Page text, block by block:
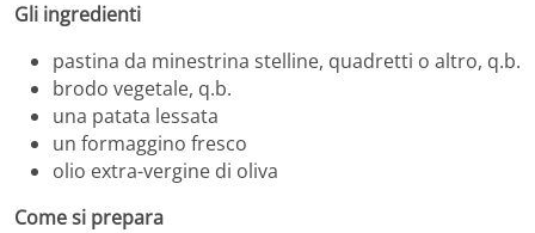
Gli ingredienti
pastina da minestrina stelline, quadretti o altro, q.b.
brodo vegetale, q.b.
una patata lessata
un formaggino fresco
olio extra-vergine di oliva
Come si prepara